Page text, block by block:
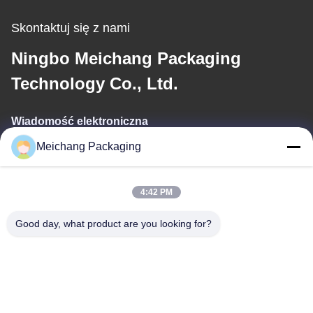
Skontaktuj się z nami
Ningbo Meichang Packaging
Technology Co., Ltd.
Wiadomość elektroniczna
meichang1@mcpackaging.cn
Adres
Meichang Packaging
4:42 PM
Good day, what product are you looking for?